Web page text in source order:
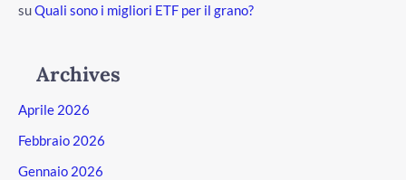
suQuali sono i migliori ETF per il grano?
Archives
Aprile 2026
Febbraio 2026
Gennaio 2026